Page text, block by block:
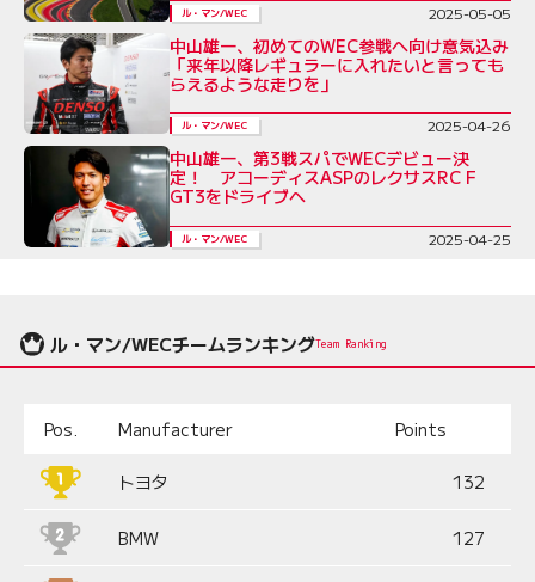
ル・マン/WEC 2025-05-05
中山雄一、初めてのWEC参戦へ向け意気込み
「来年以降レギュラーに入れたいと言っても
らえるような走りを」
ル・マン/WEC 2025-04-26
中山雄一、第3戦スパでWECデビュー決
定！ アコーディスASPのレクサスRC F
GT3をドライブへ
ル・マン/WEC 2025-04-25
ル・マン/WECチームランキングTeam Ranking
Pos. Manufacturer Points
トヨタ 132
BMW 127